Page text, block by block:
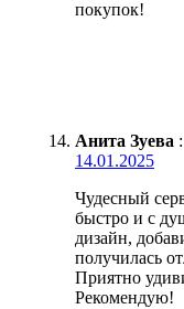
покупок!
Анита Зуева :
14.01.2025
Чудесный
быстро и с
дизайн,
получилась
Приятно
Рекомендую!